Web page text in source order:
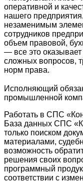
оперативной и
нашего
незаменимым
сотрудников
объем правовой,
— все это
сложных вопросов,
норм права.
Исполняющий
промышленной
Работать в СПС
База данных СПС
только поиском
материалами,
возможность
решения своих
программный
соответствии с